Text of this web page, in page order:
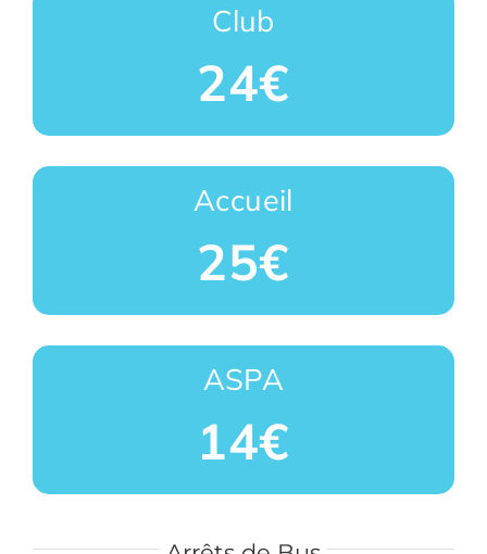
Club
24€
Accueil
25€
ASPA
14€